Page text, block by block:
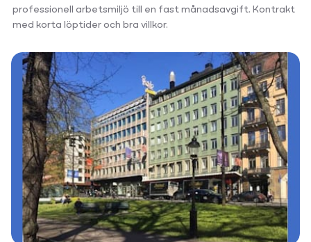
professionell arbetsmiljö till en fast månadsavgift. Kontrakt
med korta löptider och bra villkor.